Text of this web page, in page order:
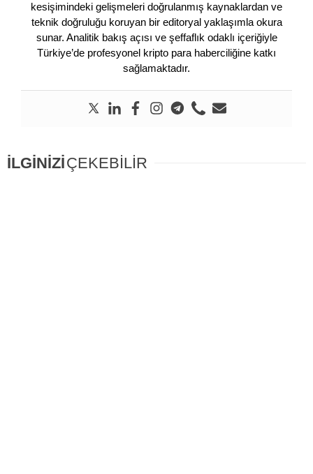
kesişimindeki gelişmeleri doğrulanmış kaynaklardan ve
teknik doğruluğu koruyan bir editoryal yaklaşımla okura
sunar. Analitik bakış açısı ve şeffaflık odaklı içeriğiyle
Türkiye’de profesyonel kripto para haberciliğine katkı
sağlamaktadır.
İLGİNİZİÇEKEBİLİR